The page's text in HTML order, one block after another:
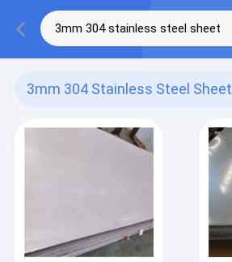
3mm 304 Stainless Steel Sheet